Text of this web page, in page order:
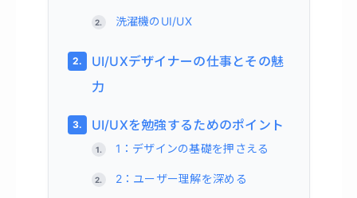
洗濯機のUI/UX
UI/UXデザイナーの仕事とその魅
力
UI/UXを勉強するためのポイント
1：デザインの基礎を押さえる
2：ユーザー理解を深める